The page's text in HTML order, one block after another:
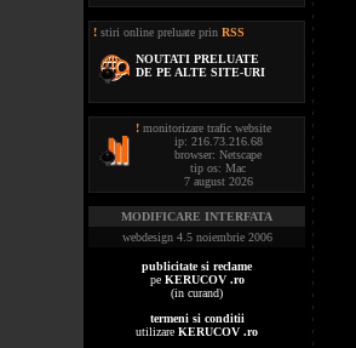
! stiri online preluate prin RSS
NOUTATI PRELUATE
DE PE ALTE SITE-URI
! monitorizare trafic website
ip: 216.73.216.68
browser: Netscape
tip os: Mac
7 august 2026
MODIFICARE INTERFATA
webdesign 4.5 noiembrie 2006
publicitate si reclame
pe KERUCOV .ro
(in curand)
termeni si conditii
utilizare KERUCOV .ro